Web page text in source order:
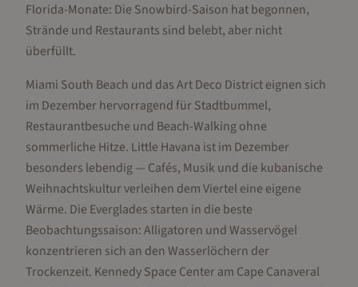
Florida-Monate: Die Snowbird-Saison hat begonnen,
Strände und Restaurants sind belebt, aber nicht
überfüllt.
Miami South Beach und das Art Deco District eignen sich
im Dezember hervorragend für Stadtbummel,
Restaurantbesuche und Beach-Walking ohne
sommerliche Hitze. Little Havana ist im Dezember
besonders lebendig — Cafés, Musik und die kubanische
Weihnachtskultur verleihen dem Viertel eine eigene
Wärme. Die Everglades starten in die beste
Beobachtungssaison: Alligatoren und Wasservögel
konzentrieren sich an den Wasserlöchern der
Trockenzeit. Kennedy Space Center am Cape Canaveral